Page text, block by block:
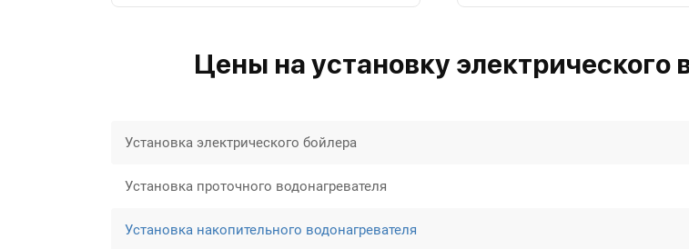
Цены на установку электрического
Установка электрического бойлера
Установка проточного водонагревателя
Установка накопительного водонагревателя